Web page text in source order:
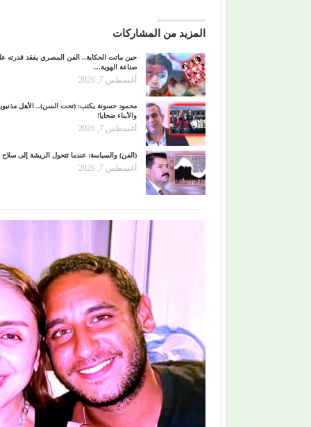
المزيد من المشاركات
حين ماتت الحكاية.. الفن المصري يفقد قدرته
صناعة الهوية…
أغسطس 7, 2026
محمود حسونة يكتب: (تحت السن).. الأهل
والأبناء ضحايا!
أغسطس 7, 2026
(الفن) والسياسة: عندما تتحول الريشة إلى سلاح
أغسطس 7, 2026